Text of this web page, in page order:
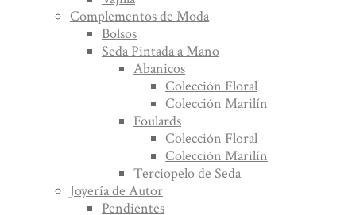
Complementos de Moda
Bolsos
Seda Pintada a Mano
Abanicos
Colección Floral
Colección Marilín
Foulards
Colección Floral
Colección Marilín
Terciopelo de Seda
Joyería de Autor
Pendientes